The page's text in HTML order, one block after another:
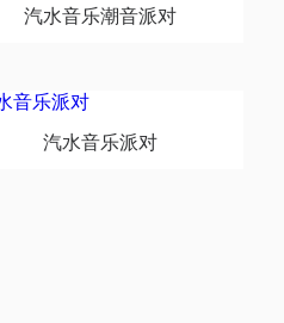
汽水音乐潮音派对
汽水音乐派对